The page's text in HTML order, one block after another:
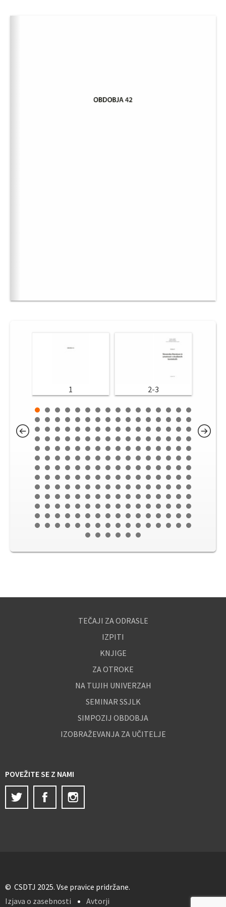
1 2-3
TEČAJI ZA ODRASLE
IZPITI
KNJIGE
ZA OTROKE
NA TUJIH UNIVERZAH
SEMINAR SSJLK
SIMPOZIJ OBDOBJA
IZOBRAŽEVANJA ZA UČITELJE
POVEŽITE SE Z NAMI
Twitter
Facebook
© CSDTJ 2025. Vse pravice pridržane.
Izjava o zasebnosti
Avtorji